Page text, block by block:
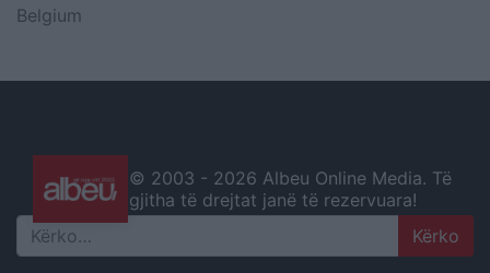
Belgium
© 2003 - 2026 Albeu Online Media. Të
gjitha të drejtat janë të rezervuara!
Search